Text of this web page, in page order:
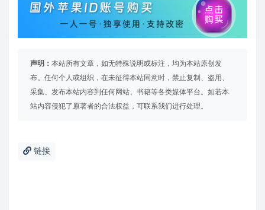
声明： 本站所有文章，如无特殊说明或标注，均为本站原创发
布。任何个人或组织，在未征得本站同意时，禁止复制、盗用、
采集、发布本站内容到任何网站、书籍等各类媒体平台。如若本
站内容侵犯了原著者的合法权益，可联系我们进行处理。
链接